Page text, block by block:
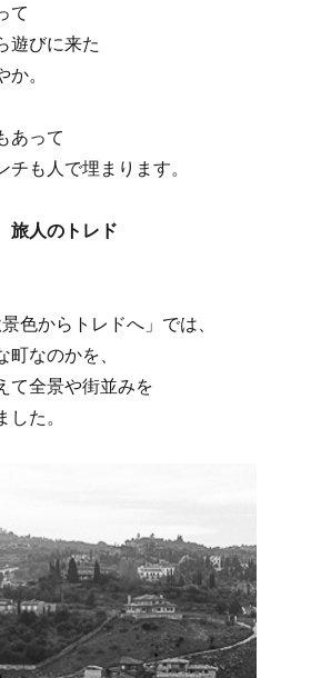
て
遊びに来た
。
あって
も人で埋まります。
人のトレド
色からトレドへ」では、
町なのかを、
て全景や街並みを
た。